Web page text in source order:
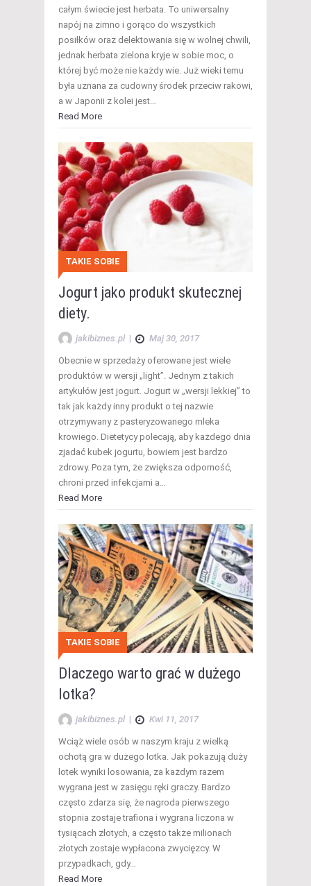
całym świecie jest herbata. To uniwersalny
napój na zimno i gorąco do wszystkich
posiłków oraz delektowania się w wolnej chwili,
jednak herbata zielona kryje w sobie moc, o
której być może nie każdy wie. Już wieki temu
była uznana za cudowny środek przeciw rakowi,
a w Japonii z kolei jest…
Read More
TAKIE SOBIE
Jogurt jako produkt skutecznej
diety.
jakibiznes.pl | Maj 30, 2017
Obecnie w sprzedaży oferowane jest wiele
produktów w wersji „light”. Jednym z takich
artykułów jest jogurt. Jogurt w „wersji lekkiej” to
tak jak każdy inny produkt o tej nazwie
otrzymywany z pasteryzowanego mleka
krowiego. Dietetycy polecają, aby każdego dnia
zjadać kubek jogurtu, bowiem jest bardzo
zdrowy. Poza tym, że zwiększa odporność,
chroni przed infekcjami a…
Read More
TAKIE SOBIE
Dlaczego warto grać w dużego
lotka?
jakibiznes.pl | Kwi 11, 2017
Wciąż wiele osób w naszym kraju z wielką
ochotą gra w dużego lotka. Jak pokazują duży
lotek wyniki losowania, za każdym razem
wygrana jest w zasięgu ręki graczy. Bardzo
często zdarza się, że nagroda pierwszego
stopnia zostaje trafiona i wygrana liczona w
tysiącach złotych, a często także milionach
złotych zostaje wypłacona zwycięzcy. W
przypadkach, gdy…
Read More